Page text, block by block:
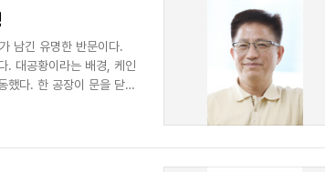
남긴 유명한 반문이다.
. 대공황이라는 배경, 케인
했다. 한 공장이 문을 닫아